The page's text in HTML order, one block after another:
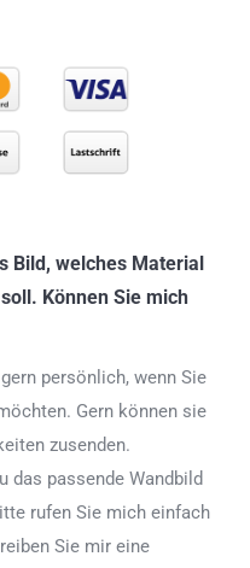
Bild, welches Material
Können Sie mich
persönlich, wenn Sie
Gern können sie
zusenden.
das passende Wandbild
rufen Sie mich einfach
Sie mir eine